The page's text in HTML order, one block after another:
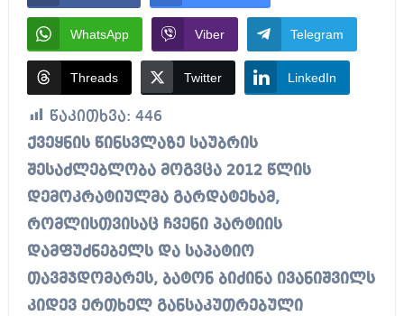
WhatsApp Viber Telegram
Threads Twitter LinkedIn
წაკითხვა: 446
ქვეყნის წინსვლაზე საუბრის
შესაძლებლობა მოგვცა 2012 წლის
დემოკრატიულმა გარდატეხამ,
რომლისთვისაც ჩვენი პარტიის
დამფუძნებელს და საპატიო
თავმჯდომარეს, ბატონ ბიძინა ივანიშვილს
კიდევ ერთხელ განსაკუთრებული